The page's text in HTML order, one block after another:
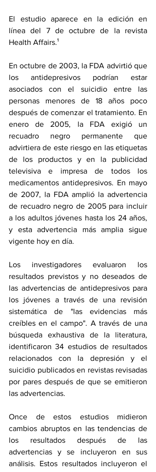
El estudio aparece en la edición en
línea del 7 de octubre de la revista
Health Affairs.¹
En octubre de 2003, la FDA advirtió que
los antidepresivos podrían estar
asociados con el suicidio entre las
personas menores de 18 años poco
después de comenzar el tratamiento. En
enero de 2005, la FDA exigió un
recuadro negro permanente que
advirtiera de este riesgo en las etiquetas
de los productos y en la publicidad
televisiva e impresa de todos los
medicamentos antidepresivos. En mayo
de 2007, la FDA amplió la advertencia
de recuadro negro de 2005 para incluir
a los adultos jóvenes hasta los 24 años,
y esta advertencia más amplia sigue
vigente hoy en día.
Los investigadores evaluaron los
resultados previstos y no deseados de
las advertencias de antidepresivos para
los jóvenes a través de una revisión
sistemática de "las evidencias más
creíbles en el campo". A través de una
búsqueda exhaustiva de la literatura,
identificaron 34 estudios de resultados
relacionados con la depresión y el
suicidio publicados en revistas revisadas
por pares después de que se emitieron
las advertencias.
Once de estos estudios midieron
cambios abruptos en las tendencias de
los resultados después de las
advertencias y se incluyeron en sus
análisis. Estos resultados incluyeron el